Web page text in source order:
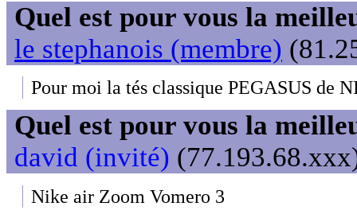
Quel est pour vous la
le stephanois (membre)
Pour moi la tés classique PEGASUS de
Quel est pour vous la
david (invité)
Nike air Zoom Vomero 3